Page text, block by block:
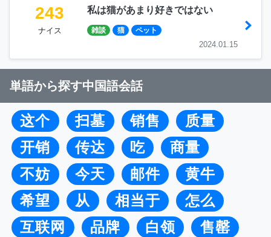
243
ナイス
私は猫があまり好きではない
雑談 猫 ペット
2024.01.15
単語から探す中国語会話
这个 扫墓 销售
质量
开销
传达 吃
商量
不妨
今天 邮件
黄牛
希望
从 相当于
怎么
互联网
品牌 白领 售罄